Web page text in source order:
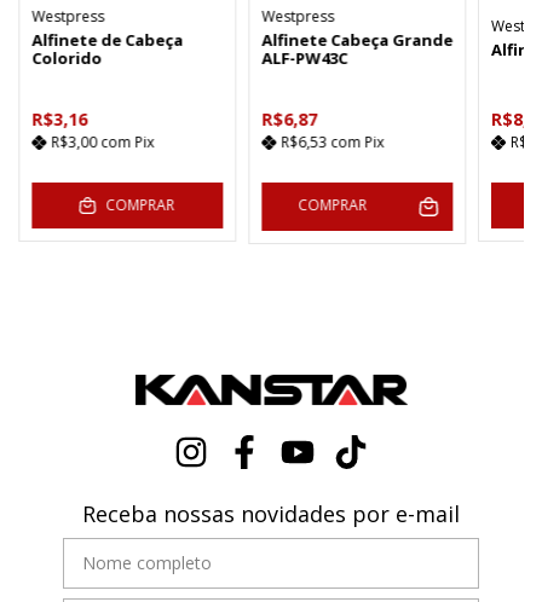
Westpress
Alfinete de Cabeça
Colorido
R$3,16
R$3,00com Pix
COMPRAR
Westpress
Alfinete Cabeça Grande
ALF-PW43C
R$6,87
R$6,53 com Pix
COMPRAR
Receba nossas novidades por e-mail